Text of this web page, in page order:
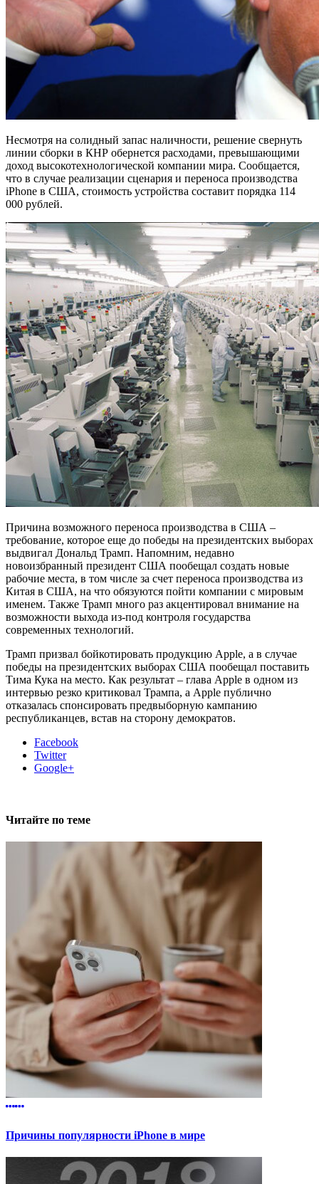
Несмотря на солидный запас наличности, решение свернуть
линии сборки в КНР обернется расходами, превышающими
доход высокотехнологической компании мира. Сообщается,
что в случае реализации сценария и переноса производства
iPhone в США, стоимость устройства составит порядка 114
000 рублей.
Причина возможного переноса производства в США –
требование, которое еще до победы на президентских выборах
выдвигал Дональд Трамп. Напомним, недавно
новоизбранный президент США пообещал создать новые
рабочие места, в том числе за счет переноса производства из
Китая в США, на что обязуются пойти компании с мировым
именем. Также Трамп много раз акцентировал внимание на
возможности выхода из-под контроля государства
современных технологий.
Трамп призвал бойкотировать продукцию Apple, а в случае
победы на президентских выборах США пообещал поставить
Тима Кука на место. Как результат – глава Apple в одном из
интервью резко критиковал Трампа, а Apple публично
отказалась спонсировать предвыборную кампанию
республиканцев, встав на сторону демократов.
Facebook
Twitter
Google+
Читайте по теме
Причины популярности iPhone в мире